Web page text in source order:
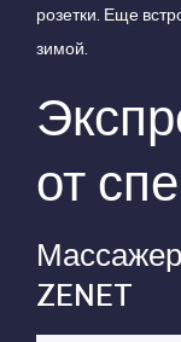
розетки. Еще
зимой.
от
ZENET